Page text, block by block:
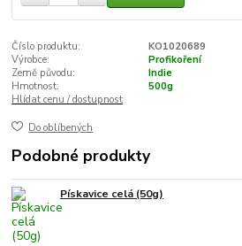
Číslo produktu:
KO1020689
Výrobce:
Profikoření
Země původu:
Indie
Hmotnost:
500g
Hlídat cenu / dostupnost
Do oblíbených
Podobné produkty
Pískavice celá (50g)